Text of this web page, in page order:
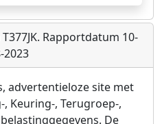
Rapportdatum 10-
2023
advertentieloze site met
Keuring-, Terugroep-,
De